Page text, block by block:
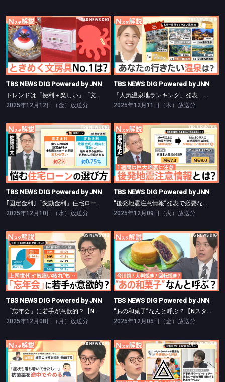
TBS NEWS DIG Powered by JNN
トレンドは「便利＋楽しい」「文具女子アワード」注目は？【Nスタ】
TBS NEWS DIG Powered by JNN
トレンドは「便利＋楽しい」「文具女子アワード」注目は？【Nスタ】
2025年12月12日（金）放送分
TBS NEWS DIG Powered by JNN
「人気温泉地ランキング」発表 1位に選ばれたのは…？【Nスタ】
TBS NEWS DIG Powered by JNN
「人気温泉地ランキング」発表 1位に選ばれたのは…？【Nスタ】
2025年12月11日（木）放送分
TBS NEWS DIG Powered by JNN
｢固定金利｣「変動金利」住宅ローン返済額はどれだけ変わる？【Nスタ】
TBS NEWS DIG Powered by JNN
｢固定金利｣「変動金利」住宅ローン返済額はどれだけ変わる？【Nスタ】
2025年12月10日（水）放送分
TBS NEWS DIG Powered by JNN
“後発地震注意情報”発表で必要な備えは？【Nスタ】
TBS NEWS DIG Powered by JNN
“後発地震注意情報”発表で必要な備えは？【Nスタ】
2025年12月09日（火）放送分
TBS NEWS DIG Powered by JNN
「忘年会」に若手が意欲的？【Nスタ】
TBS NEWS DIG Powered by JNN
「忘年会」に若手が意欲的？【Nスタ】
2025年12月08日（月）放送分
TBS NEWS DIG Powered by JNN
“あの和菓子”なんと呼ぶ？【Nスタ】
TBS NEWS DIG Powered by JNN
“あの和菓子”なんと呼ぶ？【Nスタ】
2025年12月05日（金）放送分
TBS NEWS DIG Powered by JNN
ダメな薬の飲み方は？【Nスタ】
TBS NEWS DIG Powered by JNN
“高市カラー”税制に変化も【Nスタ】